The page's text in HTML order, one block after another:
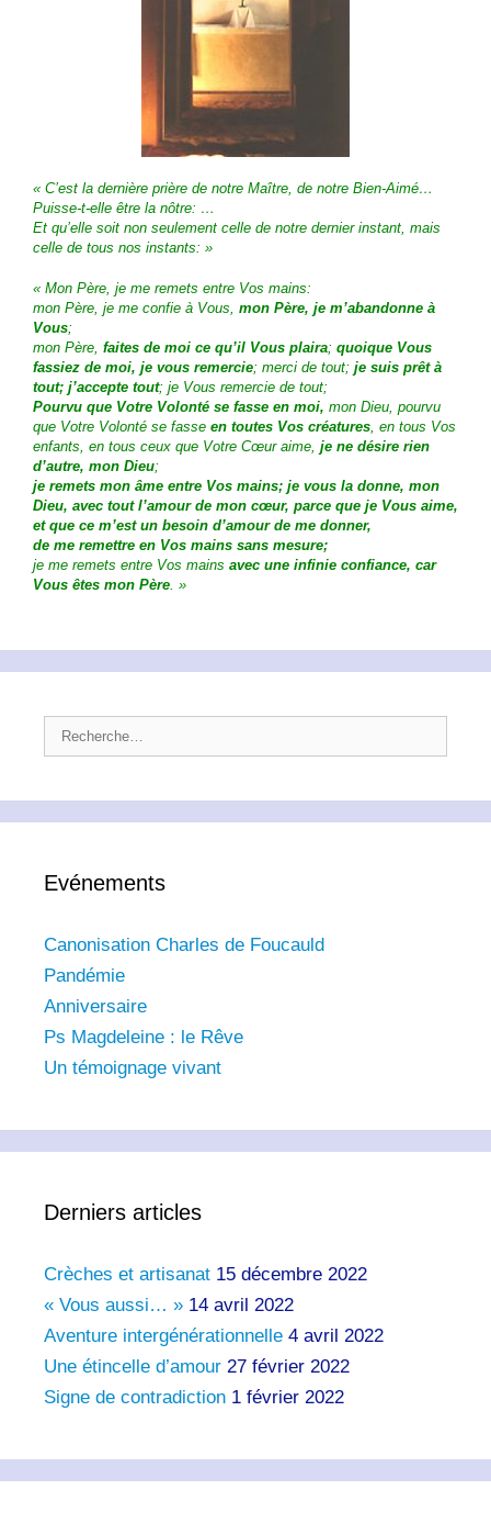
« C’est la dernière prière de notre Maître, de notre Bien-Aimé…
Puisse-t-elle être la nôtre: …
Et qu’elle soit non seulement celle de notre dernier instant, mais
celle de tous nos instants: »
« Mon Père, je me remets entre Vos mains:
mon Père, je me confie à Vous, mon Père, je m’abandonne à
Vous;
mon Père, faites de moi ce qu’il Vous plaira; quoique Vous
fassiez de moi, je vous remercie; merci de tout; je suis prêt à
tout; j’accepte tout; je Vous remercie de tout;
Pourvu que Votre Volonté se fasse en moi, mon Dieu, pourvu
que Votre Volonté se fasse en toutes Vos créatures, en tous Vos
enfants, en tous ceux que Votre Cœur aime, je ne désire rien
d’autre, mon Dieu;
je remets mon âme entre Vos mains; je vous la donne, mon
Dieu, avec tout l’amour de mon cœur, parce que je Vous aime,
et que ce m’est un besoin d’amour de me donner,
de me remettre en Vos mains sans mesure;
je me remets entre Vos mains avec une infinie confiance, car
Vous êtes mon Père. »
Rechercher :
Evénements
Canonisation Charles de Foucauld
Pandémie
Anniversaire
Ps Magdeleine : le Rêve
Un témoignage vivant
Derniers articles
Crèches et artisanat 15 décembre 2022
« Vous aussi… » 14 avril 2022
Aventure intergénérationnelle 4 avril 2022
Une étincelle d’amour 27 février 2022
Signe de contradiction 1 février 2022